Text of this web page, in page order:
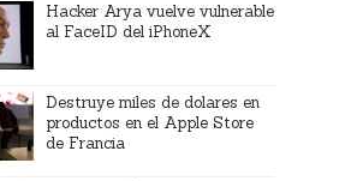
Hacker Arya vuelve vulnerable
al FaceID del iPhoneX
Destruye miles de dolares en
productos en el Apple Store
de Francia